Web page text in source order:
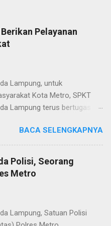
Pelayanan
Lampung, untuk
Kota Metro, SPKT
Lampung terus bertugas
pelayanan SKCK dan
sidik jari secara terpadu
Senin (06/01/2025) Dalam
prima kepolisian, SPKT
S.IK, M.IK mengatakan
BACA SELENGKAPNYA
Polisi, Seorang
Metro
Lampung, Satuan Polisi